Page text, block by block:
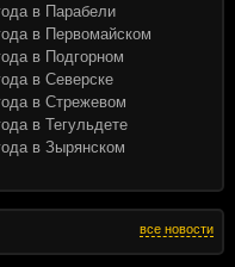
все новости
в Парабели
в Первомайском
в Подгорном
в Северске
в Стрежевом
в Тегульдете
в Зырянском